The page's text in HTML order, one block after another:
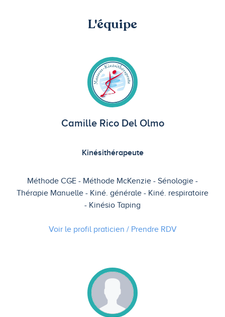
L'équipe
Camille Rico Del Olmo
Kinésithérapeute
Méthode CGE Méthode McKenzie
Sénologie
Thérapie Manuelle
Kiné. générale
Kiné. respiratoire
Kinésio Taping
Voir le profil praticien / Prendre RDV